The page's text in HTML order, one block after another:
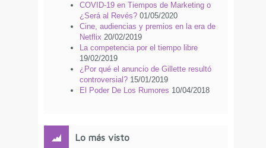
COVID-19 en Tiempos de Marketing o
¿Será al Revés? 01/05/2020
Cine, audiencias y premios en la era de
Netflix 20/02/2019
La competencia por el tiempo libre
19/02/2019
¿Por qué el anuncio de Gillette resultó
controversial? 15/01/2019
El Poder De Los Rumores 10/04/2018
Lo más visto